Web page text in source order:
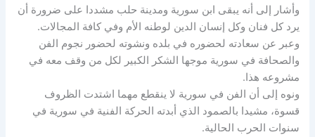
وأشار إلى أنه يبقى ابن سورية ومدينة حلب مشددا على ضرورة أن
يرد كل فنان وكل إنسان الدين لوطنه الأم وفي كافة المجالات.
وعبر عن سعادته لحضوره في بلده ونشوته لحضور نجوم الفن
والصحافة في سورية موجها الشكر الكبير لكل من وقف معه في
مشروعه هذا.
ونوه إلى أن الفن في سورية لا ينقطع مهما اشتدت الظروف
قسوة، مشيدا بالصمود الذي أبدته الحركة الفنية في سورية في
سنوات الحرب الحالية.